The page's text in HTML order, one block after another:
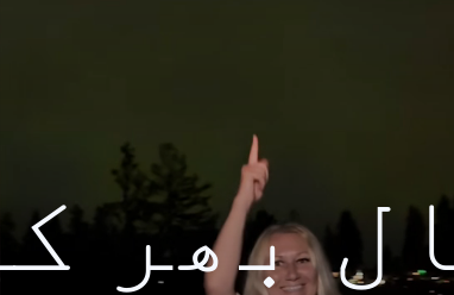
سال بھر